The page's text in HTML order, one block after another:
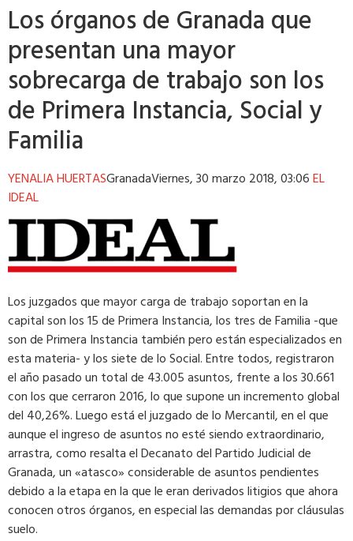
Los órganos de Granada que
presentan una mayor
sobrecarga de trabajo son los
de Primera Instancia, Social y
Familia
YENALIA HUERTASGranadaViernes, 30 marzo 2018, 03:06EL
IDEAL
Los juzgados que mayor carga de trabajo soportan en la
capital son los 15 de Primera Instancia, los tres de Familia -que
son de Primera Instancia también pero están especializados en
esta materia- y los siete de lo Social. Entre todos, registraron
el año pasado un total de 43.005 asuntos, frente a los 30.661
con los que cerraron 2016, lo que supone un incremento global
del 40,26%. Luego está el juzgado de lo Mercantil, en el que
aunque el ingreso de asuntos no esté siendo extraordinario,
arrastra, como resalta el Decanato del Partido Judicial de
Granada, un «atasco» considerable de asuntos pendientes
debido a la etapa en la que le eran derivados litigios que ahora
conocen otros órganos, en especial las demandas por cláusulas
suelo.